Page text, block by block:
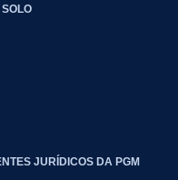
JURÍDICOS DA PGM